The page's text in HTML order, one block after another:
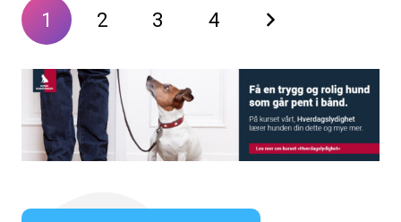
1 2 3 4